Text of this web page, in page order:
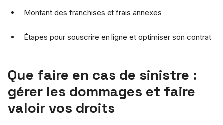
Montant des franchises et frais annexes
Étapes pour souscrire en ligne et optimiser son contrat
Que faire en cas de sinistre :
gérer les dommages et faire
valoir vos droits